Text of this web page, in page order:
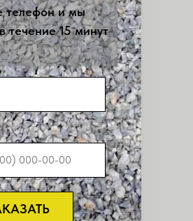
телефон и мы
течение 15 минут